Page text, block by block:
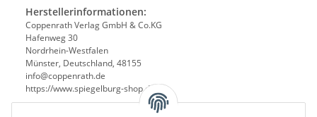
Herstellerinformationen:
Coppenrath Verlag GmbH & Co.KG
Hafenweg 30
Nordrhein-Westfalen
Münster, Deutschland, 48155
info@coppenrath.de
https://www.spiegelburg-shop.de/